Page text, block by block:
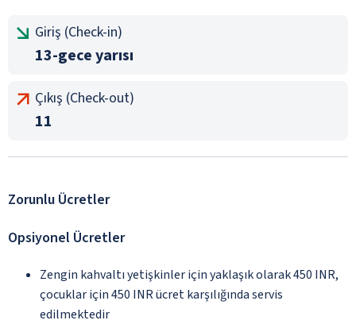
Giriş (Check-in)
13-gece yarısı
Çıkış (Check-out)
11
Zorunlu Ücretler
Opsiyonel Ücretler
Zengin kahvaltı yetişkinler için yaklaşık olarak 450 INR,
çocuklar için 450 INR ücret karşılığında servis
edilmektedir